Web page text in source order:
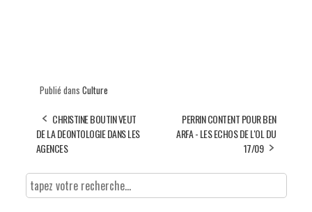
Publié dans Culture
CHRISTINE BOUTIN VEUT
DE LA DEONTOLOGIE DANS LES
AGENCES
PERRIN CONTENT POUR BEN
ARFA - LES ECHOS DE L'OL DU
17/09